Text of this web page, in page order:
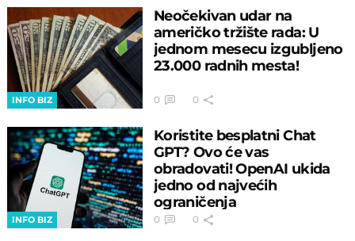
INFO BIZ
Neočekivan udar na
američko tržište rada: U
jednom mesecu izgubljeno
23.000 radnih mesta!
0 0
INFO BIZ
Koristite besplatni Chat
GPT? Ovo će vas
obradovati! OpenAI ukida
jedno od najvećih
ograničenja
0 0